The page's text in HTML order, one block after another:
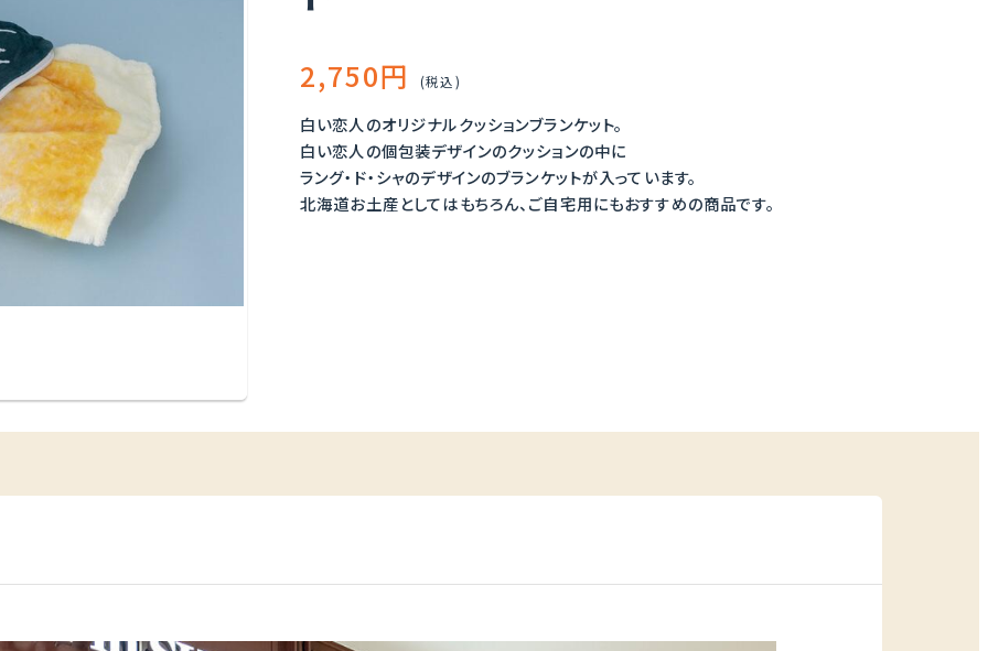
2,750円 (税込)
白い恋人のオリジナルクッションブランケット。
白い恋人の個包装デザインのクッションの中に
ラング・ド・シャのデザインのブランケットが入っています。
北海道お土産としてはもちろん、ご自宅用にもおすすめの商品です。